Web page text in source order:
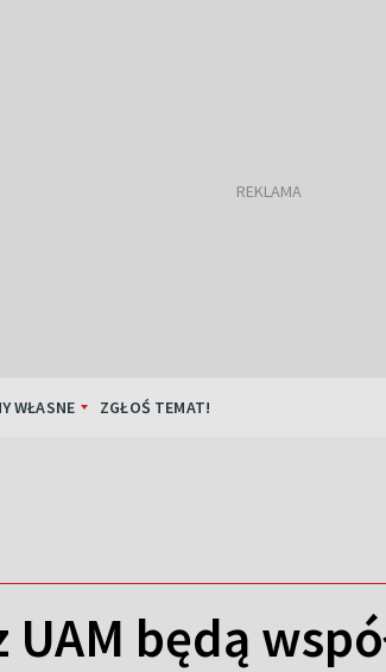
WŁASNE ZGŁOŚ TEMAT!
UAM będą